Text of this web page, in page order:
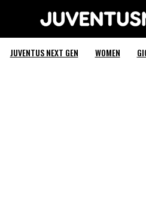
JUVENTUS NEXT GEN WOMEN